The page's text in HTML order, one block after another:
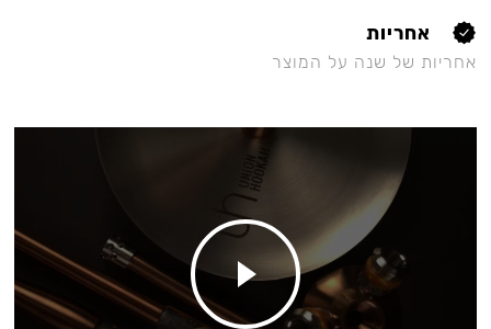
אחריות
אחריות של שנה על המוצר